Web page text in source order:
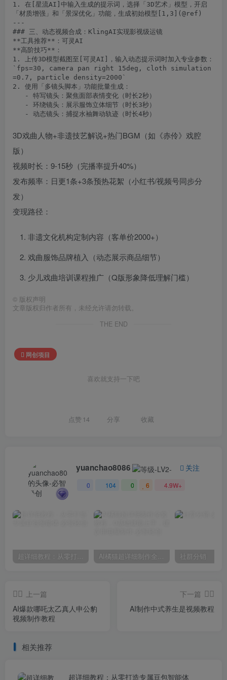
1. 在[星流AI]中输入生成的提示词，选择「3D艺术」模型，开启
「材质增强」和「景深优化」功能，生成初始模型[1,3](@ref)
---
### 三、动态视频合成：KlingAI实现影视级运镜
**工具推荐**：可灵AI
**高阶技巧**：
1. 上传3D模型截图至[可灵AI]，输入动态提示词时加入专业参数：
`fps=30, camera pan right 15deg, cloth simulation
=0.7, particle density=2000`
2. 使用「多镜头脚本」功能批量生成：
3D戏曲人物+非遗技艺解说+热门BGM（如《赤伶》戏腔
版）
视频时长：9-15秒（完播率提升40%）
发布频率：日更1条+3条预热花絮（小红书/视频号同步分
发）
变现路径：
非遗文化机构定制内容（客单价2000+）
戏曲服饰品牌植入（动态展示商品细节）
少儿戏曲培训课程推广（Q版形象降低理解门槛）
© 版权声明
文章版权归作者所有，未经允许请勿转载。
THE END
网创项目
喜欢就支持一下吧
点赞 14 分享 收藏
yuanchao8086 关注
0 104 0 6 4.9W+
社群分销
上一篇
AI爆款哪吒太乙真人申公豹
视频制作教程
下一篇
AI制作中式养生是视频教程
相关推荐
超详细教程：从零打造专属豆包智能体